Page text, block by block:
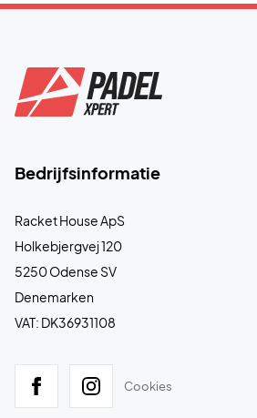
Bedrijfsinformatie
Racket House ApS
Holkebjergvej 120
5250 Odense SV
Denemarken
VAT: DK36931108
Cookies